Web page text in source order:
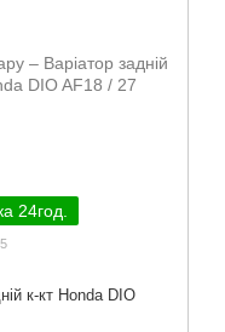
24год.
к-кт Honda DIO